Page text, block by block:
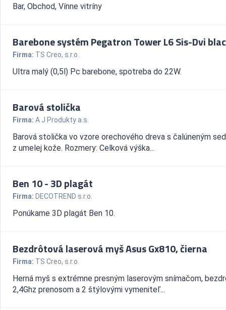
Bar, Obchod, Vínne vitríny
Barebone systém Pegatron Tower L6 Sis-Dvi
Firma: TS Creo, s.r.o.
Ultra malý (0,5l) Pc barebone, spotreba do 22W.
Barová stolička
Firma: A J Produkty a.s.
Barová stolička vo vzore orechového dreva s čalúneným
z umelej kože. Rozmery: Celková výška...
Ben 10 - 3D plagát
Firma: DECOTREND s.r.o.
Ponúkame 3D plagát Ben 10.
Bezdrôtová laserová myš Asus Gx810, čierna
Firma: TS Creo, s.r.o.
Herná myš s extrémne presným laserovým snímačom,
2,4Ghz prenosom a 2 štýlovými vymeniteľ...